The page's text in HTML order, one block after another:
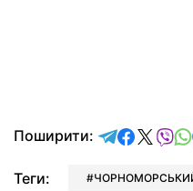
Поширити:
Теги: